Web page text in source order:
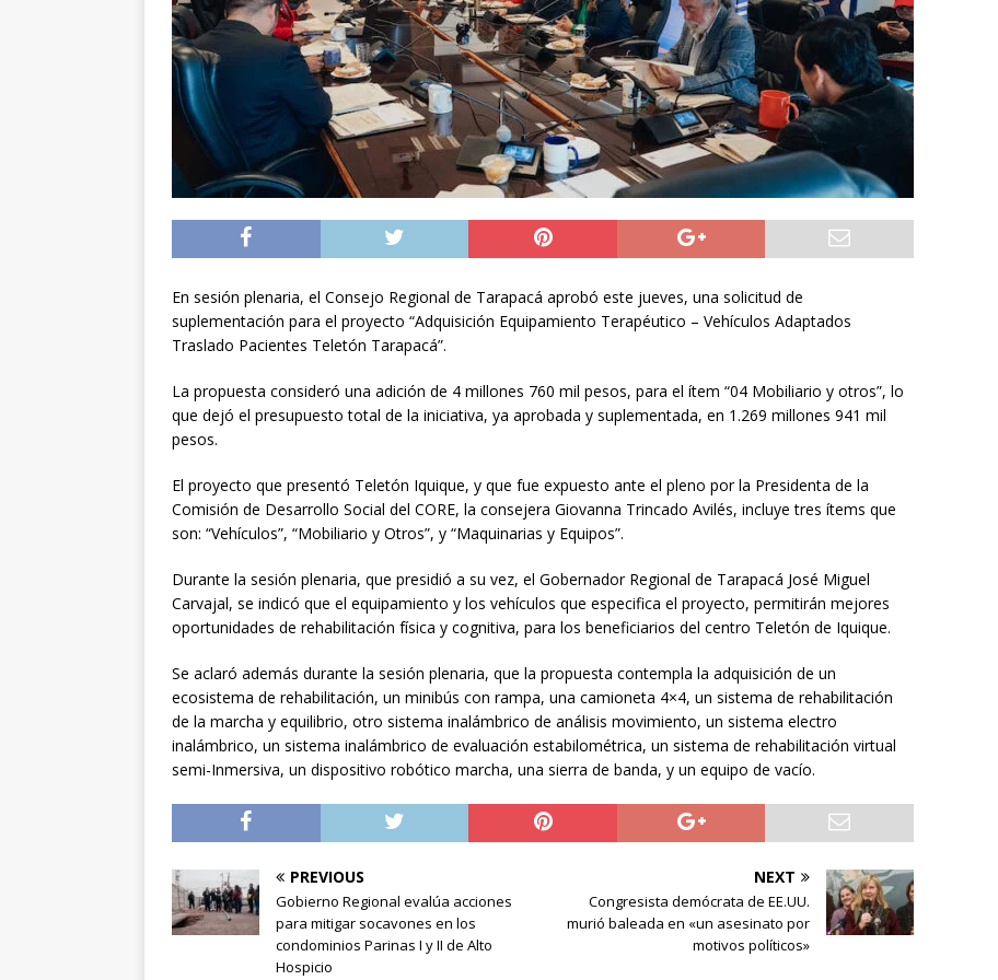
[ 05/08/2026 ] A 1.666 becados se les pago los estudios en el extranjero y nunca
volvieron a Chile
POLICIAL
[ 05/08/2026 ]
La propuesta del Gobierno que busca facilitar el ingreso a Carabineros
desde los 17 años
NACIONAL
[ 07/08/2026 ]
Kast arribó a Colombia para asistir a la asunción de Abelardo de la
En sesión plenaria, el Consejo Regional de Tarapacá aprobó este jueves, una solicitud de
suplementación para el proyecto “Adquisición Equipamiento Terapéutico – Vehículos Adaptados
Traslado Pacientes Teletón Tarapacá”.
La propuesta consideró una adición de 4 millones 760 mil pesos, para el ítem “04 Mobiliario y otros”, lo
que dejó el presupuesto total de la iniciativa, ya aprobada y suplementada, en 1.269 millones 941 mil
pesos.
El proyecto que presentó Teletón Iquique, y que fue expuesto ante el pleno por la Presidenta de la
Comisión de Desarrollo Social del CORE, la consejera Giovanna Trincado Avilés, incluye tres ítems que
son: “Vehículos”, “Mobiliario y Otros”, y “Maquinarias y Equipos”.
Durante la sesión plenaria, que presidió a su vez, el Gobernador Regional de Tarapacá José Miguel
Carvajal, se indicó que el equipamiento y los vehículos que especifica el proyecto, permitirán mejores
oportunidades de rehabilitación física y cognitiva, para los beneficiarios del centro Teletón de Iquique.
Se aclaró además durante la sesión plenaria, que la propuesta contempla la adquisición de un
ecosistema de rehabilitación, un minibús con rampa, una camioneta 4×4, un sistema de rehabilitación
de la marcha y equilibrio, otro sistema inalámbrico de análisis movimiento, un sistema electro
inalámbrico, un sistema inalámbrico de evaluación estabilométrica, un sistema de rehabilitación virtual
semi-Inmersiva, un dispositivo robótico marcha, una sierra de banda, y un equipo de vacío.
PREVIOUS
Gobierno Regional evalúa acciones
para mitigar socavones en los
condominios Parinas I y II de Alto
Hospicio
NEXT
Congresista demócrata de EE.UU.
murió baleada en «un asesinato por
motivos políticos»